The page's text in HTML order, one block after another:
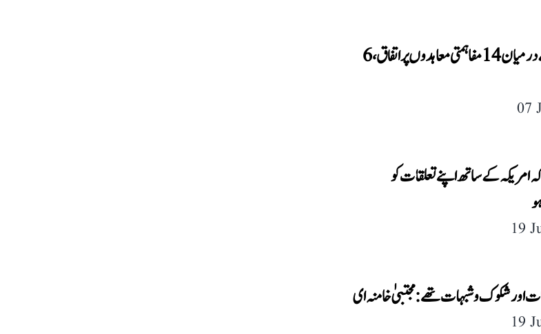
ہندوستان اور انڈونیشیا کے درمیان 14 مفاہمتی معاہدوں پر اتفاق، 6
07
کے ساتھ اپنے تعلقات کو
19
اور شکوک و شبہات تھے: مجتبیٰ خامنہ ای
19